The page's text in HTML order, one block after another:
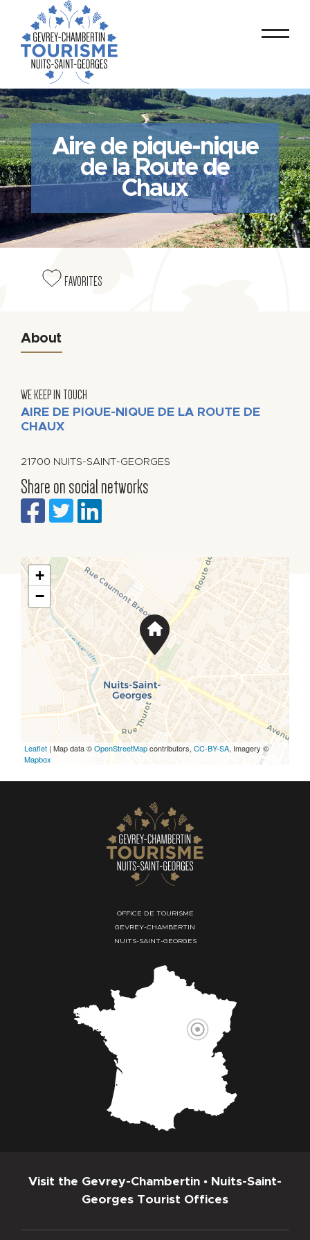
Aire de pique-nique
de la Route de
Chaux
FAVORITES
About
WE KEEP IN TOUCH
AIRE DE PIQUE-NIQUE DE LA ROUTE DE
CHAUX
21700 NUITS-SAINT-GEORGES
Share on social networks
+
−
Leaflet | Map data ©OpenStreetMapcontributors, CC-BY-SA, Imagery ©
Mapbox
OFFICE DE TOURISME
GEVREY-CHAMBERTIN
NUITS-SAINT-GEORGES
Visit the Gevrey-Chambertin • Nuits-Saint-
Georges Tourist Offices